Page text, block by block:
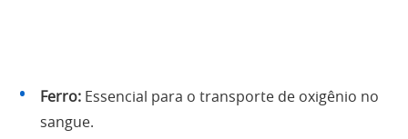
Ferro: Essencial para o transporte de oxigênio no
sangue.